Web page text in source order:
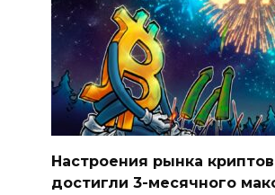
Настроения рынка
достигли 3-месячного